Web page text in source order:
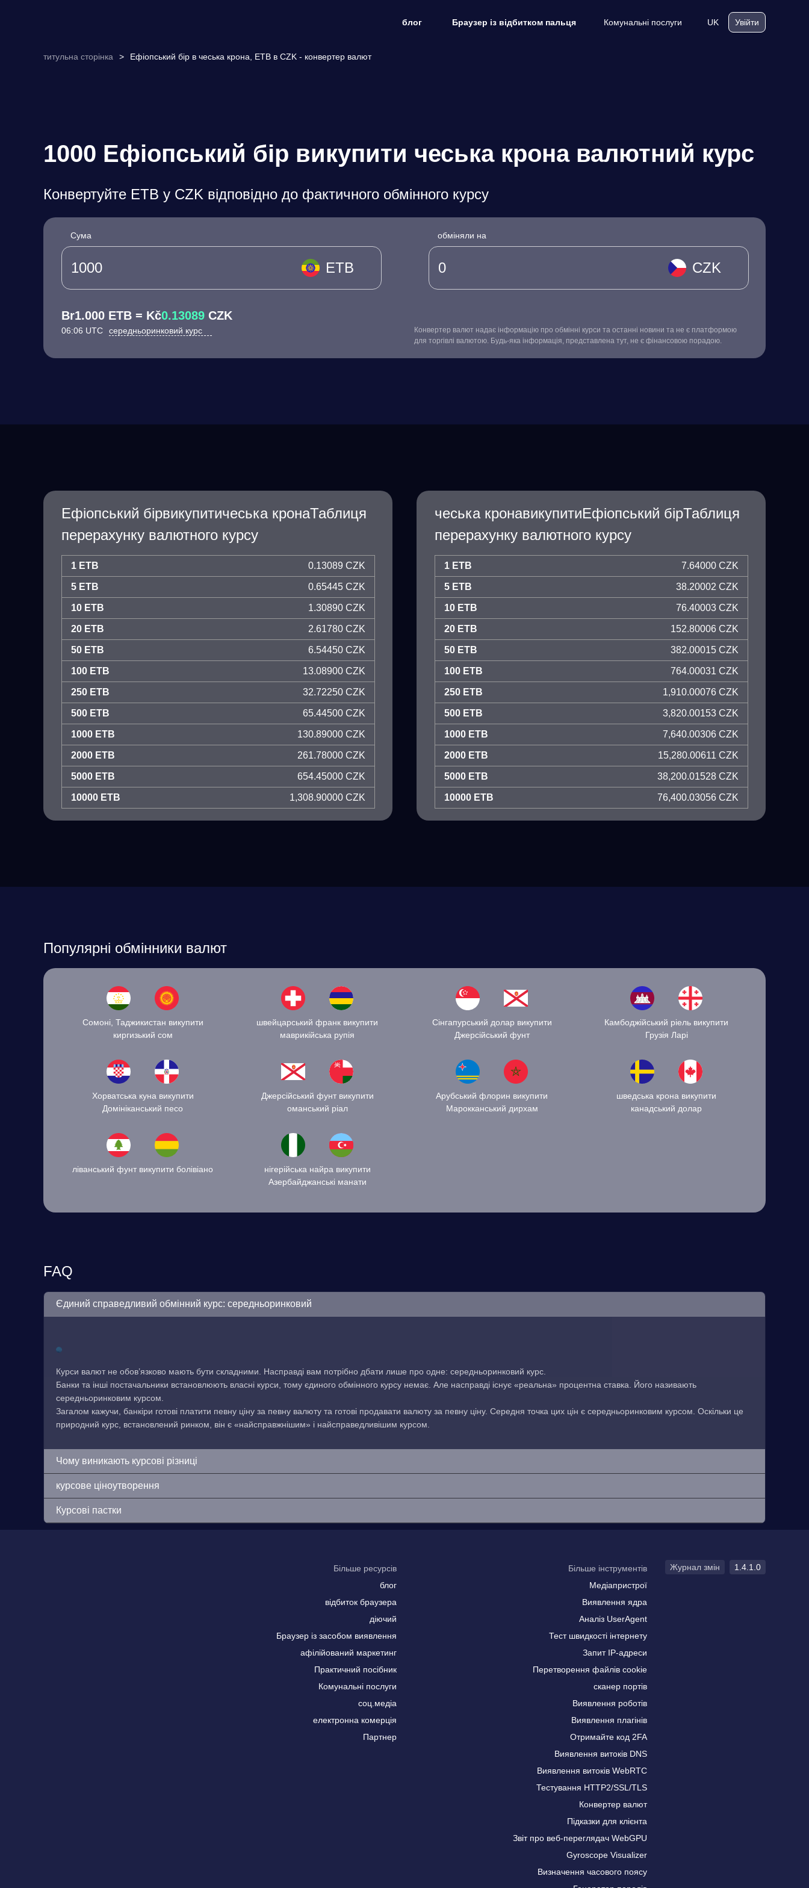
блог Браузер із відбитком пальця Комунальні послуги UK Увійти
титульна сторінка > Ефіопський бір в чеська крона, ETB в CZK - конвертер валют
1000 Ефіопський бір викупити чеська крона валютний курс
Конвертуйте ETB у CZK відповідно до фактичного обмінного курсу
Сума
ETB
обміняли на
CZK
Br1.000 ETB = Kč0.13089 CZK
06:06 UTC середньоринковий курс
Конвертер валют надає інформацію про обмінні курси та останні новини та не є платформою
для торгівлі валютою. Будь-яка інформація, представлена тут, не є фінансовою порадою.
Ефіопський бірвикупитичеська кронаТаблиця
перерахунку валютного курсу
1 ETB 0.13089 CZK
5 ETB 0.65445 CZK
10 ETB 1.30890 CZK
20 ETB 2.61780 CZK
50 ETB 6.54450 CZK
100 ETB 13.08900 CZK
250 ETB 32.72250 CZK
500 ETB 65.44500 CZK
1000 ETB 130.89000 CZK
2000 ETB 261.78000 CZK
5000 ETB 654.45000 CZK
10000 ETB 1,308.90000 CZK
чеська кронавикупитиЕфіопський бірТаблиця
перерахунку валютного курсу
1 ETB 7.64000 CZK
5 ETB 38.20002 CZK
10 ETB 76.40003 CZK
20 ETB 152.80006 CZK
50 ETB 382.00015 CZK
100 ETB 764.00031 CZK
250 ETB 1,910.00076 CZK
500 ETB 3,820.00153 CZK
1000 ETB 7,640.00306 CZK
2000 ETB 15,280.00611 CZK
5000 ETB 38,200.01528 CZK
10000 ETB 76,400.03056 CZK
Популярні обмінники валют
Сомоні, Таджикистан викупити
киргизький сом
швейцарський франк викупити
маврикійська рупія
Сінгапурський долар викупити
Джерсійський фунт
Камбоджійський ріель викупити
Грузія Ларі
Хорватська куна викупити
Домініканський песо
Джерсійський фунт викупити
оманський ріал
Арубський флорин викупити
Марокканський дирхам
шведська крона викупити
канадський долар
ліванський фунт викупити болівіано
нігерійська найра викупити
Азербайджанські манати
FAQ
Єдиний справедливий обмінний курс: середньоринковий
Курси валют не обов’язково мають бути складними. Насправді вам потрібно дбати лише про одне: середньоринковий курс.
Банки та інші постачальники встановлюють власні курси, тому єдиного обмінного курсу немає. Але насправді існує «реальна» процентна ставка. Його називають
середньоринковим курсом.
Загалом кажучи, банкіри готові платити певну ціну за певну валюту та готові продавати валюту за певну ціну. Середня точка цих цін є середньоринковим курсом. Оскільки це
природний курс, встановлений ринком, він є «найсправжнішим» і найсправедливішим курсом.
Чому виникають курсові різниці
курсове ціноутворення
Курсові пастки
Більше ресурсів
блог
відбиток браузера
діючий
Браузер із засобом виявлення
афілійований маркетинг
Практичний посібник
Комунальні послуги
соц.медіа
електронна комерція
Партнер
Більше інструментів
Медіапристрої
Виявлення ядра
Аналіз UserAgent
Тест швидкості інтернету
Запит IP-адреси
Перетворення файлів cookie
сканер портів
Виявлення роботів
Виявлення плагінів
Отримайте код 2FA
Виявлення витоків DNS
Виявлення витоків WebRTC
Тестування HTTP2/SSL/TLS
Конвертер валют
Підказки для клієнта
Звіт про веб-переглядач WebGPU
Gyroscope Visualizer
Визначення часового поясу
Журнал змін 1.4.1.0